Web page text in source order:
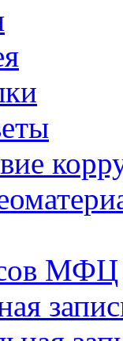
МФЦ